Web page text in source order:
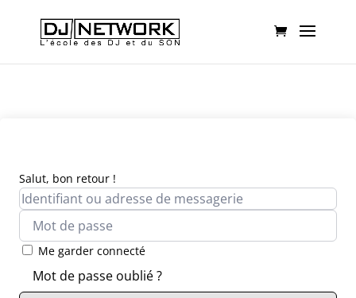
Salut, bon retour !
Me garder connecté
Mot de passe oublié ?